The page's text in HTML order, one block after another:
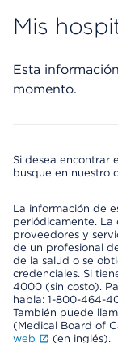
Mis
Esta
momento.
Si desea encontrar
busque en nuestro
La información de
periódicamente. La
proveedores y
de un profesional
de la salud o se
credenciales. Si
4000 (sin costo).
habla: 1-800-464-
También puede
(Medical Board of
web
(en inglés).